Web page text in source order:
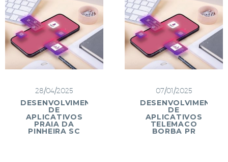
28/04/2025
DESENVOLVIMENTO
DE
APLICATIVOS
PRAIA DA
PINHEIRA SC
07/01/2025
DESENVOLVIMENTO
DE
APLICATIVOS
TELEMACO
BORBA PR